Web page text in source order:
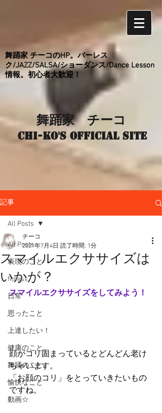
舞踊家 チーコのHP。バーレス
ク/JAZZ/SALSA/ショーダンス/Dance Lesson
情報。初心者大歓迎！
舞踊家 チーコ
Chi-ko's Official site
記事
All Posts
表現のこと
fitness
日常
思ったこと
上達したい！
健康のこと。
舞踊のこと。
愉快なこと
動画☆
All Posts
スマイルエクササイズは
いかが？
チーコ
2021年7月4日 読了時間: 1分
スマイルエクササイズをしてみよう！
顔がコリ固まっているとどんどん老け
ちゃいます。
「お顔のコリ」をとっていきたいもの
ですね。